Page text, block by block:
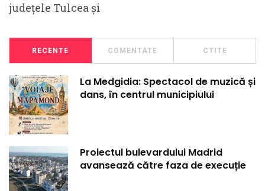
județele Tulcea și
RECENTE COMENTATE CTITE
La Medgidia: Spectacol de muzică și
dans, în centrul municipiului
Proiectul bulevardului Madrid
avansează către faza de execuție